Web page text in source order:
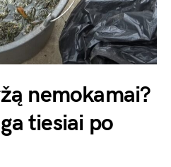
nemokamai?
tiesiai po